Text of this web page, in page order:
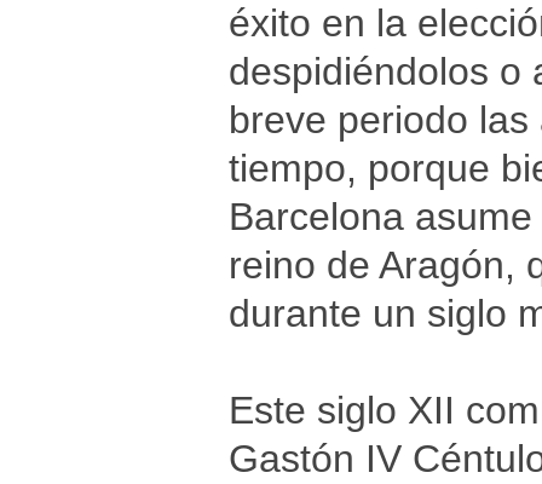
éxito en la
despidiéndolos o
breve periodo
tiempo, porque
Barcelona
reino de Aragón,
durante un siglo
Este siglo XII
Gastón IV